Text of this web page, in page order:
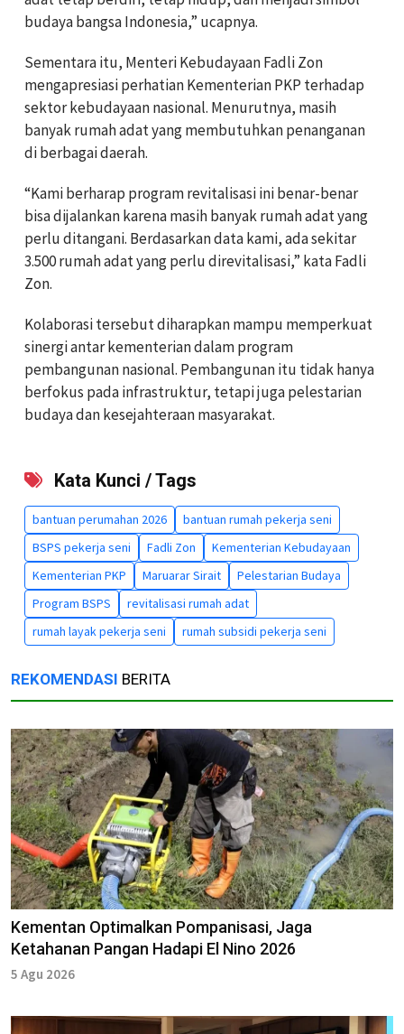
budaya bangsa Indonesia,” ucapnya.
Sementara itu, Menteri Kebudayaan Fadli Zon
mengapresiasi perhatian Kementerian PKP terhadap
sektor kebudayaan nasional. Menurutnya, masih
banyak rumah adat yang membutuhkan penanganan
di berbagai daerah.
“Kami berharap program revitalisasi ini benar-benar
bisa dijalankan karena masih banyak rumah adat yang
perlu ditangani. Berdasarkan data kami, ada sekitar
3.500 rumah adat yang perlu direvitalisasi,” kata Fadli
Zon.
Kolaborasi tersebut diharapkan mampu memperkuat
sinergi antar kementerian dalam program
pembangunan nasional. Pembangunan itu tidak hanya
berfokus pada infrastruktur, tetapi juga pelestarian
budaya dan kesejahteraan masyarakat.
Kata Kunci / Tags
bantuan perumahan 2026
bantuan rumah pekerja seni
BSPS pekerja seni
Fadli Zon
Kementerian Kebudayaan
Kementerian PKP
Maruarar Sirait
Pelestarian Budaya
Program BSPS
revitalisasi rumah adat
rumah layak pekerja seni
rumah subsidi pekerja seni
REKOMENDASI BERITA
Kementan Optimalkan Pompanisasi, Jaga
Ketahanan Pangan Hadapi El Nino 2026
5 Agu 2026